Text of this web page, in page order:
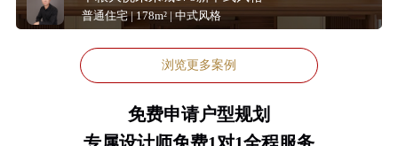
普通住宅 | 178m² | 中式风格
浏览更多案例
免费申请户型规划